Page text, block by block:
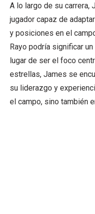
A lo largo de su carrera,
jugador capaz de
y posiciones en el
Rayo podría significar
lugar de ser el foco
estrellas, James se
su liderazgo y
el campo, sino también